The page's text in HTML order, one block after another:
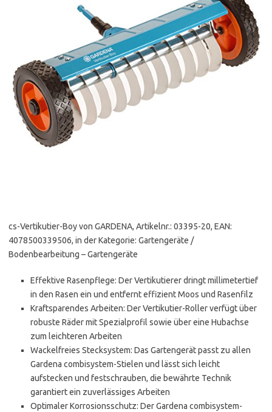
cs-Vertikutier-Boy von GARDENA, Artikelnr.: 03395-20, EAN:
4078500339506, in der Kategorie: Gartengeräte /
Bodenbearbeitung – Gartengeräte
Effektive Rasenpflege: Der Vertikutierer dringt millimetertief
in den Rasen ein und entfernt effizient Moos und Rasenfilz
Kraftsparendes Arbeiten: Der Vertikutier-Roller verfügt über
robuste Räder mit Spezialprofil sowie über eine Hubachse
zum leichteren Arbeiten
Wackelfreies Stecksystem: Das Gartengerät passt zu allen
Gardena combisystem-Stielen und lässt sich leicht
aufstecken und festschrauben, die bewährte Technik
garantiert ein zuverlässiges Arbeiten
Optimaler Korrosionsschutz: Der Gardena combisystem-